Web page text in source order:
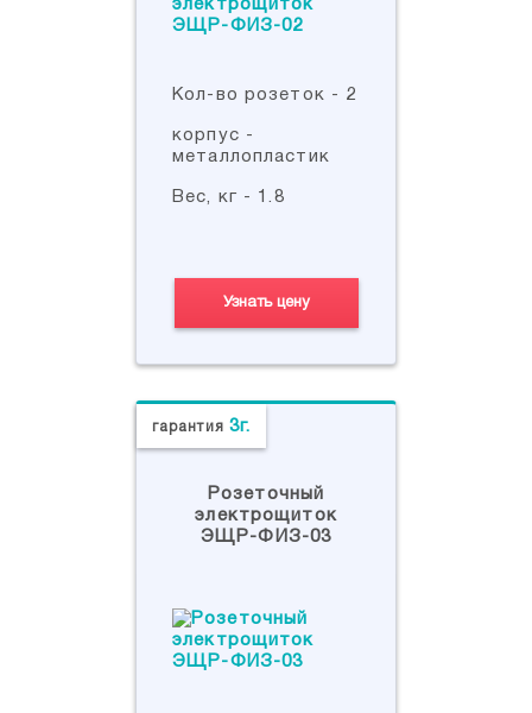
Кол-во розеток - 2
корпус -
металлопластик
Вес, кг - 1.8
Узнать цену
гарантия 3г.
Розеточный
электрощиток
ЭЩР-ФИЗ-03